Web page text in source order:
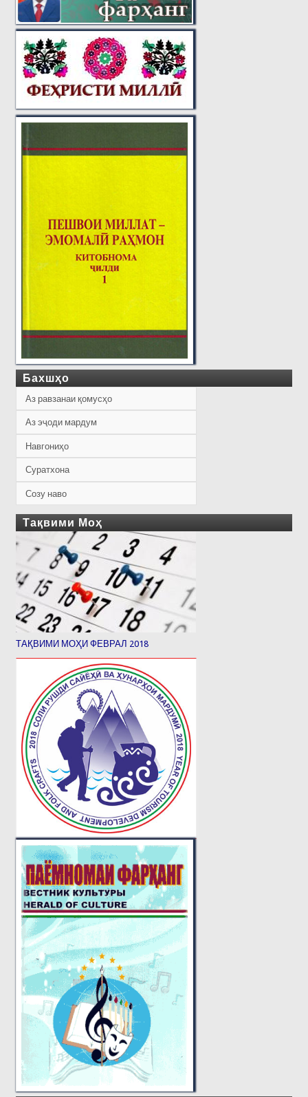
Бахшҳо
Аз равзанаи қомусҳо
Аз эҷоди мардум
Навгониҳо
Суратхона
Созу наво
Тақвими Моҳ
ТАҚВИМИ МОҲИ ФЕВРАЛ 2018